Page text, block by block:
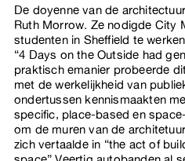
De doyenne van de
Ruth Morrow. Ze nodigde City
studenten in Sheffield te
“4 Days on the Outside had
praktisch emanier probeerde
met de werkelijkheid van
ondertussen kennismaakten
specific, place-based en
om de muren van de
zich vertaalde in “the act of